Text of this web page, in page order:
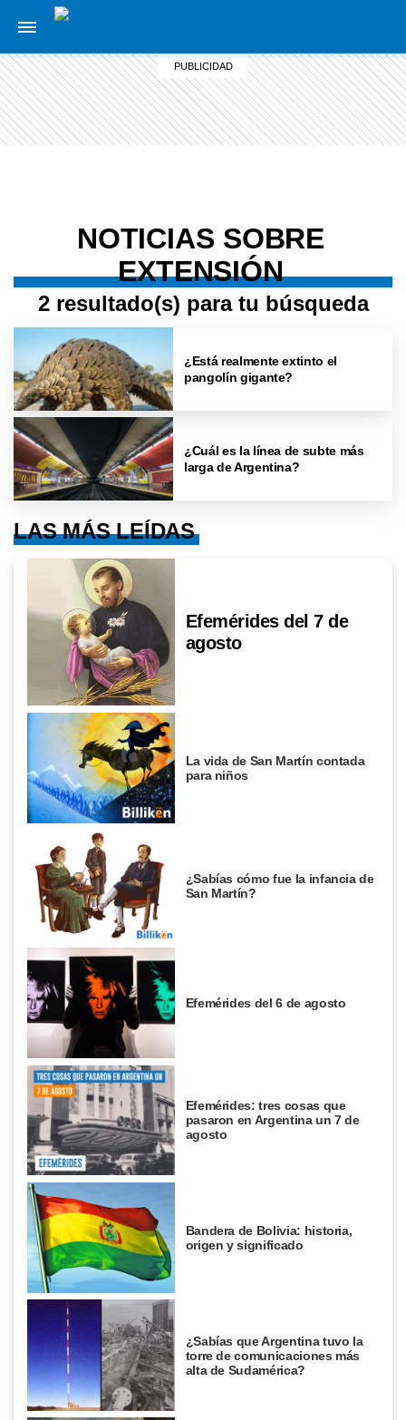
NOTICIAS SOBRE
EXTENSIÓN
2 resultado(s) para tu búsqueda
¿Está realmente extinto el
pangolín gigante?
¿Cuál es la línea de subte más
larga de Argentina?
LAS MÁS LEÍDAS
Efemérides del 7 de
agosto
La vida de San Martín contada
para niños
¿Sabías cómo fue la infancia de
San Martín?
Efemérides del 6 de agosto
Efemérides: tres cosas que
pasaron en Argentina un 7 de
agosto
Bandera de Bolivia: historia,
origen y significado
¿Sabías que Argentina tuvo la
torre de comunicaciones más
alta de Sudamérica?